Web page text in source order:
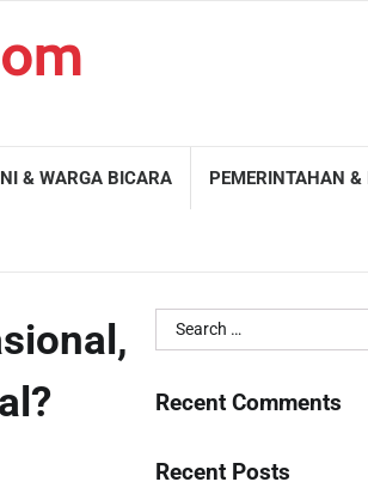
& WARGA BICARA PEMERINTAHAN &
Search
for:
Recent Comments
Recent Posts